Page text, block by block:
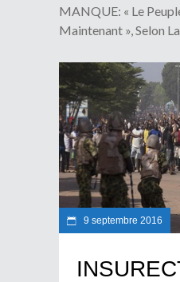
MANQUE: « Le
Maintenant », Selon
9 septembre 2016